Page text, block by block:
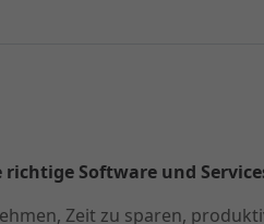
richtige Software und
Zeit zu sparen,